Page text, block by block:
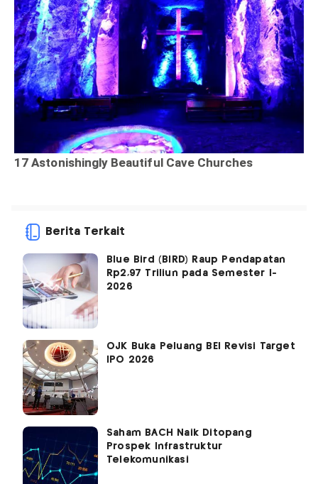
Berita Terkait
Blue Bird (BIRD) Raup Pendapatan
Rp2,97 Triliun pada Semester I-
2026
OJK Buka Peluang BEI Revisi Target
IPO 2026
Saham BACH Naik Ditopang
Prospek Infrastruktur
Telekomunikasi